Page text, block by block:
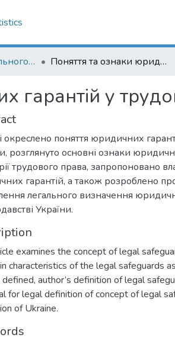
Кафедра кримінального та кримінального процесуального права Поняття та ознаки юридичних гарантій у трудовому праві України
гарантій у
окреслено поняття юридичних
розглянуто основні ознаки
трудового права, запропоновано
гарантій, а також розроблено
легального визначення
України.
examines the concept of legal
characteristics of the legal safeguards
author’s definition of legal
for legal definition of concept of legal
of Ukraine.